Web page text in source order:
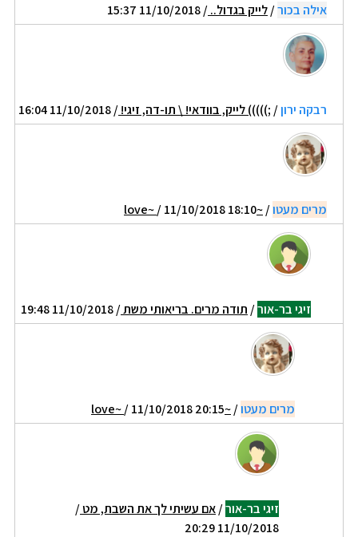
אילה בכור/לייק בגדול../ 11/10/2018 15:37
רבקה ירון/ ;))))) לייק, בוודאי! \ תו-דה, זיגי!/ 11/10/2018 16:04
מרים מעטו/
~love~
/ 11/10/2018 18:10
זיגי בר-אור/ תודה מרים. בריאותי משת/ 11/10/2018 19:48
מרים מעטו/
~love~
/ 11/10/2018 20:15
זיגי בר-אור/אם עשיתי לך את השבת, מט/
11/10/2018 20:29